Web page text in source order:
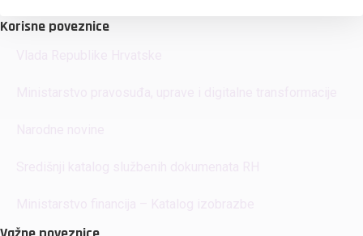
Korisne poveznice